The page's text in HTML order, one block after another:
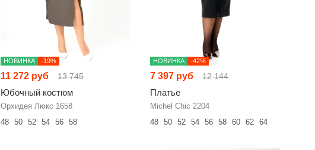
НОВИНКА -19%
11 272 руб 13 745
Юбочный костюм
Орхидея Люкс 1658
48
50 52 54 56 58
НОВИНКА -42%
7 397 руб 12 144
Платье
Michel Chic 2204
48
50 52 54 56 58 60 62 64